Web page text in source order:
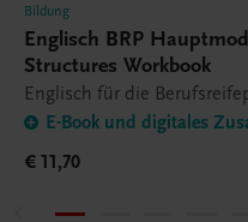
Bildung
Englisch BRP
Structures Workbook
Englisch für die
E-Book und digitales
€ 11,70